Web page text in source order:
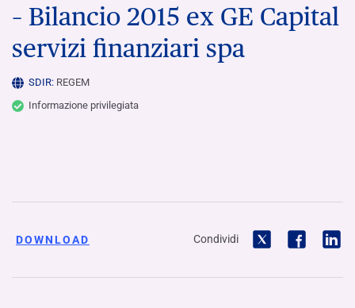
– Bilancio 2015 ex GE Capital
servizi finanziari spa
SDIR: REGEM
Informazione privilegiata
DOWNLOAD Condividi